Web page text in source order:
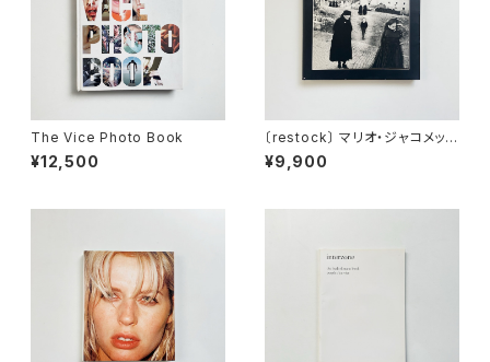
The Vice Photo Book
¥12,500
〔restock〕 マリオ・ジャコメッリ
Mario Giacomelli | 黒と白の
往還の果てに <新装版>
¥9,900